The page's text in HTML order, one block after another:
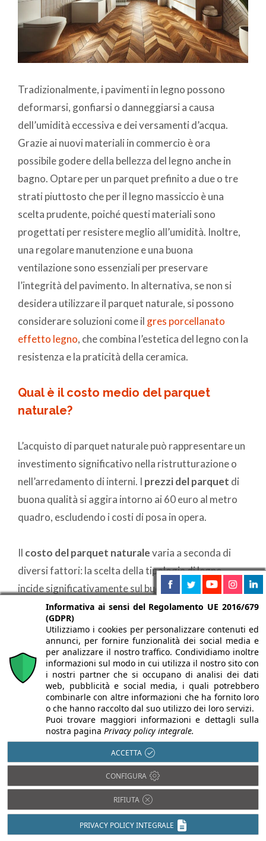
Tradizionalmente, i pavimenti in legno possono
deformarsi, gonfiarsi o danneggiarsi a causa
dell’umidità eccessiva e dei versamenti d’acqua.
Grazie ai nuovi materiali in commercio è ora
possibile godere della bellezza del legno anche in
bagno. Optare per un parquet prefinito a due o tre
strati piuttosto che per il legno massiccio è una
scelta prudente, poiché questi materiali sono
progettati per resistere meglio all’umidità. Inoltre,
una regolare manutenzione e una buona
ventilazione sono essenziali per preservare
l’integrità del pavimento. In alternativa, se non si
desidera utilizzare il parquet naturale, si possono
considerare soluzioni come il gres porcellanato
effetto legno, che combina l’estetica del legno con la
resistenza e la praticità della ceramica.
Qual è il costo medio del parquet
naturale?
L’acquisto di parquet naturale può rappresentare un
investimento significativo nella ristrutturazione o
nell’arredamento di interni. I prezzi del parquet di
buona qualità si aggira intorno ai 60 euro al metro
quadro, escludendo i costi di posa in opera.
Il costo del parquet naturalevaria a seconda di
diversi fattori: la scelta della tipologia di legno
incide significativamente sul budget complessivo,
considerando fattori come la provenienza, la
lavorazione e le diverse essenze disponibili sul
mercato. È consigliabile consultare un architetto o
visitare uno showroom specializzato, dove è
possibile valutare diverse opzioni e definire una
scelta oculata in base alle esigenze specifiche del
progetto d’arredo o di ristrutturazione.
I lavori per l’installazione di un pavimento in legno
possono beneficiare delledetrazioni fiscali, nella
misura del50%se acquisto e installazione rientrano
nell’ambito di un intervento di ristrutturazione
65%se fanno parte di un intervento di
riqualificazione energetica.
Informativa ai sensi del Regolamento UE 2016/679
(GDPR)
Utilizziamo i cookies per personalizzare contenuti ed
annunci, per fornire funzionalità dei social media e
per analizzare il nostro traffico. Condividiamo inoltre
informazioni sul modo in cui utilizza il nostro sito con
i nostri partner che si occupano di analisi dei dati
web, pubblicità e social media, i quali potrebbero
combinarle con altre informazioni che ha fornito loro
o che hanno raccolto dal suo utilizzo dei loro servizi.
Puoi trovare maggiori informazioni e dettagli sulla
nostra pagina Privacy policy integrale.
ACCETTA
CONFIGURA
RIFIUTA
PRIVACY POLICY INTEGRALE